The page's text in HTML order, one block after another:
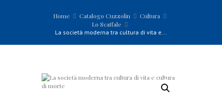
Home Catalogo Cuzzolin
Cultura
Lo Scaffale
La società moderna tra cultura di vita e...